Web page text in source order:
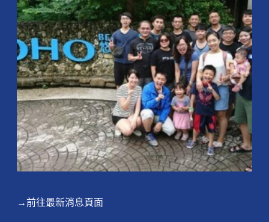
→前往最新消息頁面